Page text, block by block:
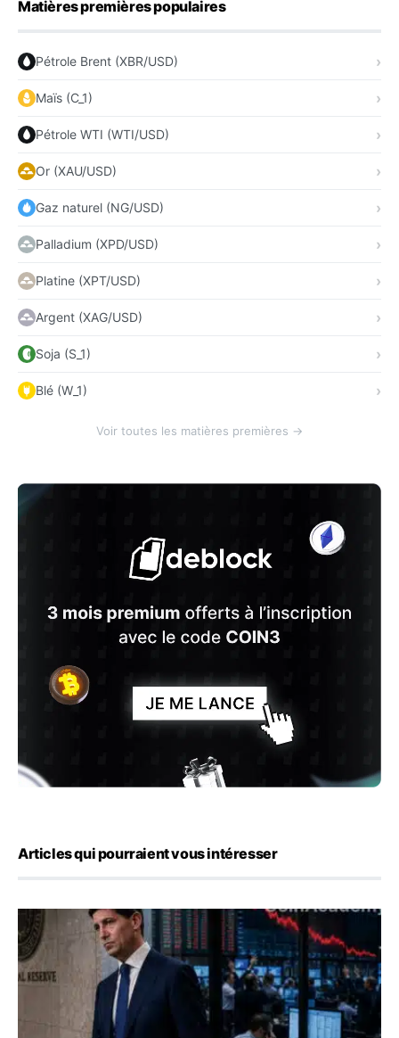
Matières premières populaires
Pétrole Brent (XBR/USD)
Maïs (C_1)
Pétrole WTI (WTI/USD)
Or (XAU/USD)
Gaz naturel (NG/USD)
Palladium (XPD/USD)
Platine (XPT/USD)
Argent (XAG/USD)
Soja (S_1)
Blé (W_1)
Voir toutes les matières premières →
Articles qui pourraient vous intéresser
Kevin Warsh maintient sa communication minimaliste